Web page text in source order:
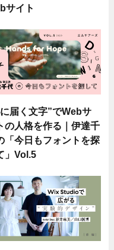
サイト
届く文字”でWebサ
の人格を作る｜伊達千
「今日もフォントを探
」Vol.5